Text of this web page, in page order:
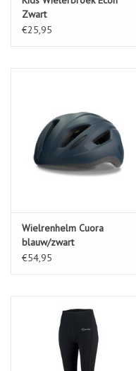
Zwart
€25,95
Wielrenhelm Cuora
blauw/zwart
€54,95